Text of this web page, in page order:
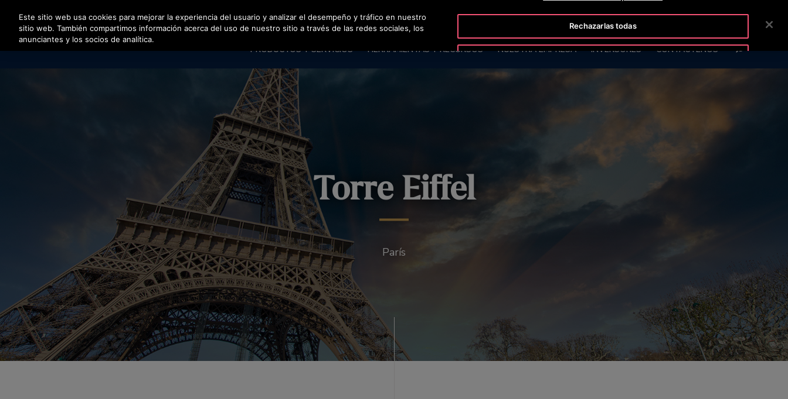
Pulse Intro para saltar al contenido principal
OTISLINE +50223817600 SALA DE PRENSA
PRODUCTOS Y SERVICIOS HERRAMIENTAS Y RECURSOS NUESTRA EMPRESA INVERSORES CONTÁCTENOS BUSCAR
Torre Eiffel
París
Este sitio web usa cookies para mejorar la experiencia del usuario y analizar el desempeño y tráfico en nuestro
sitio web. También compartimos información acerca del uso de nuestro sitio a través de las redes sociales, los
anunciantes y los socios de analítica.
Rechazarlas todas